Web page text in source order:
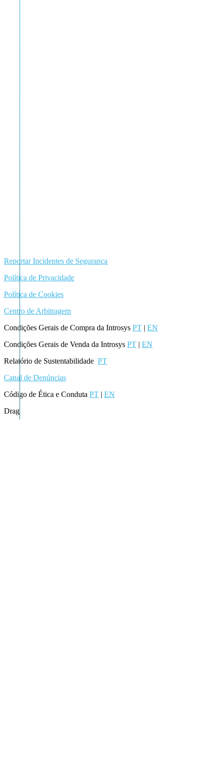
Reportar Incidentes de Segurança
Política de Privacidade
Política de Cookies
Centro de Arbitragem
Condições Gerais de Compra da Introsys PT
EN
Condições Gerais de Venda da Introsys PT
EN
Relatório de Sustentabilidade PT
Canal de Denúncias
Código de Ética e Conduta PT
EN
Drag